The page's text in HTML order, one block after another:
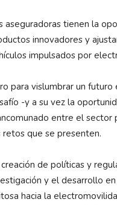
aseguradoras tienen la
innovadores y
impulsados por
para vislumbrar un
-y a su vez la
entre el sector
retos que se presenten.
de políticas y
y el desarrollo
hacia la